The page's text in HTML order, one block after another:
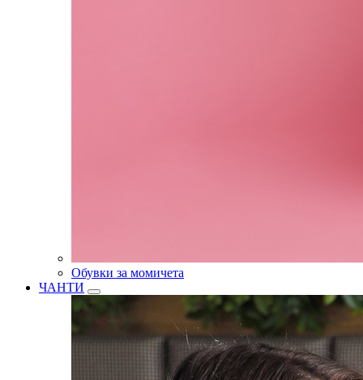
Обувки за момичета
ЧАНТИ